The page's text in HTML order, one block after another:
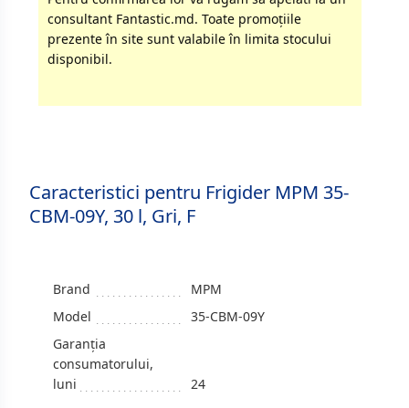
consultant Fantastic.md. Toate promoţiile
prezente în site sunt valabile în limita stocului
disponibil.
Caracteristici pentru Frigider MPM 35-
CBM-09Y, 30 l, Gri, F
Brand
MPM
Model
35-CBM-09Y
Garanția
consumatorului,
luni
24